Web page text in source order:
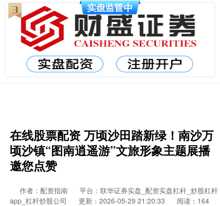
在线股票配资 万顷沙田踏新绿！南沙万
顷沙镇“图南逍遥游”文旅形象主题展播
邀您点赞
作者：配资指南
平台：联华证券实盘_配资实盘杠杆_炒股杠杆
app_杠杆炒股公司
更新：2026-05-29 21:20:33 阅读：164